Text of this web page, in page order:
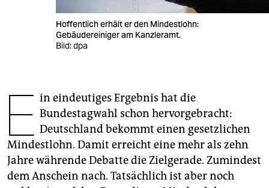
veranstaltungen
unterstützen
genossenschaft
epaper login
Hoffentlich erhält er den Mindestlohn:
Gebäudereiniger am Kanzleramt.
Bild: dpa
E in eindeutiges Ergebnis hat die
Bundestagwahl schon hervorgebracht:
Deutschland bekommt einen gesetzlichen
Mindestlohn. Damit erreicht eine mehr als zehn
Jahre währende Debatte die Zielgerade. Zumindest
dem Anschein nach. Tatsächlich ist aber noch